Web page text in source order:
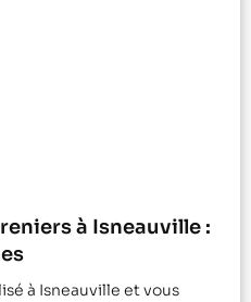
à Isneauville :
à Isneauville et vous